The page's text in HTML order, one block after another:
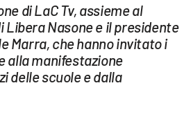
di LaC Tv, assieme al
Libera Nasone e il presidente
Marra, che hanno invitato i
alla manifestazione
delle scuole e dalla